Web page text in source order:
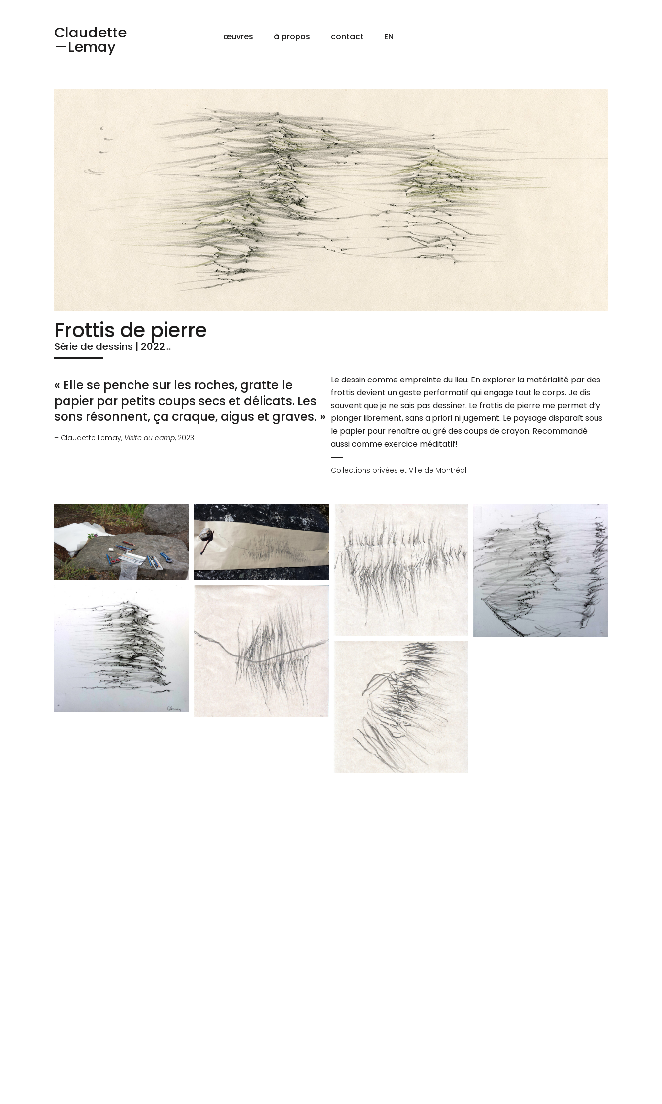
Claudette
—Lemay
œuvres à propos contact EN
Frottis de pierre
Série de dessins | 2022…
« Elle se penche sur les roches, gratte le
papier par petits coups secs et délicats. Les
sons résonnent, ça craque, aigus et graves. »
– Claudette Lemay, Visite au camp, 2023
Le dessin comme empreinte du lieu. En explorer la matérialité par des
frottis devient un geste performatif qui engage tout le corps. Je dis
souvent que je ne sais pas dessiner. Le frottis de pierre me permet d’y
plonger librement, sans a priori ni jugement. Le paysage disparaît sous
le papier pour renaître au gré des coups de crayon. Recommandé
aussi comme exercice méditatif!
Collections privées et Ville de Montréal